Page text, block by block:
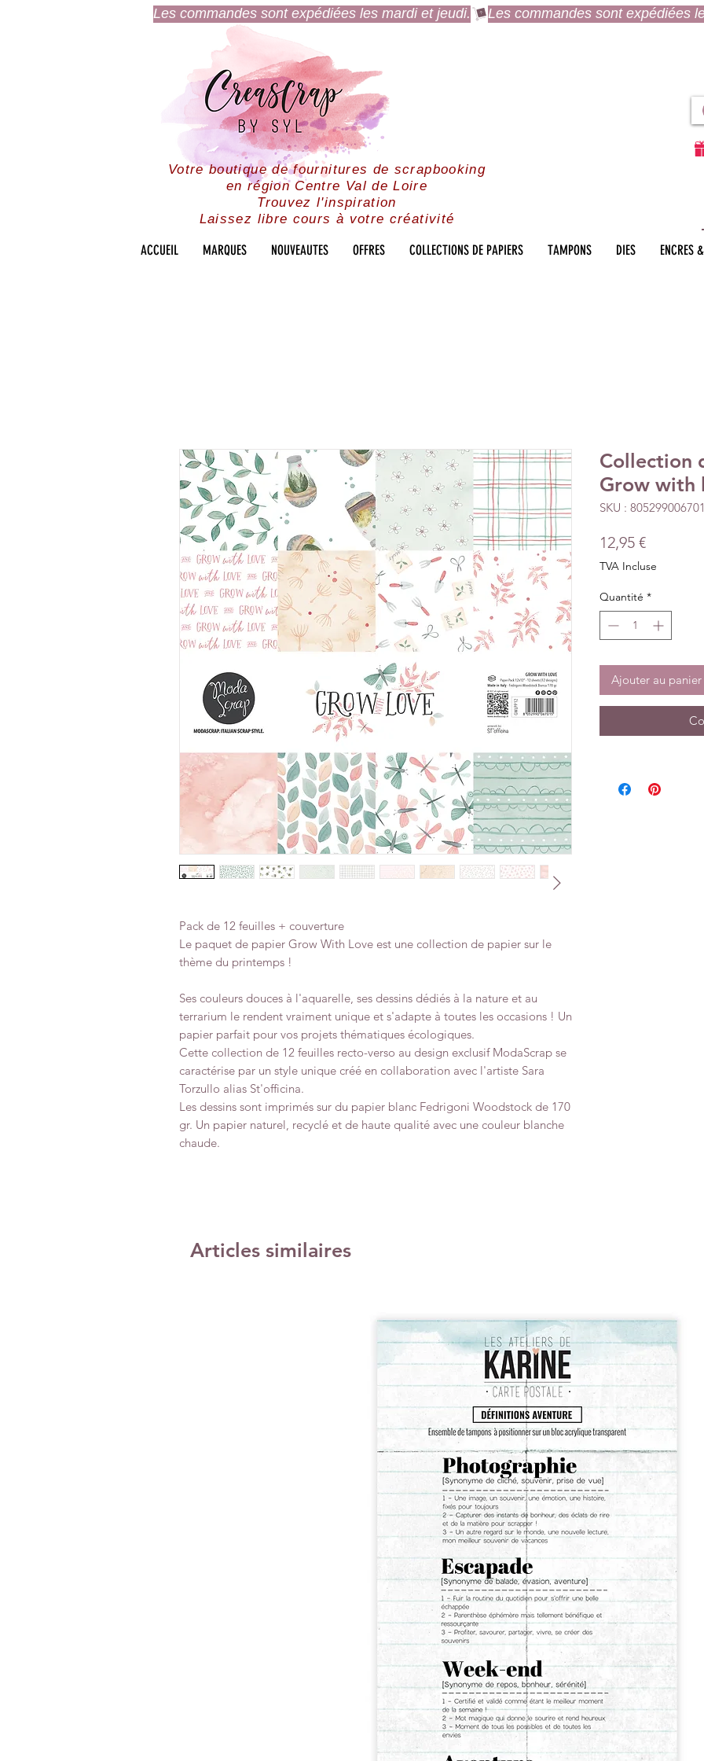
Les commandes sont expédiées les mardi et jeudi.
Votre boutique de fournitures de scrapbooking
en région Centre Val de Loire
Trouvez l'inspiration
Laissez libre cours à votre créativité
ACCUEIL MARQUES NOUVEAUTES OFFRES COLLECTIONS DE PAPIERS TAMPONS DIES ENCRES
Pack de 12 feuilles + couverture
Le paquet de papier Grow With Love est une collection de papier sur le
thème du printemps !
Ses couleurs douces à l'aquarelle, ses dessins dédiés à la nature et au
terrarium le rendent vraiment unique et s'adapte à toutes les occasions ! Un
papier parfait pour vos projets thématiques écologiques.
Cette collection de 12 feuilles recto-verso au design exclusif ModaScrap se
caractérise par un style unique créé en collaboration avec l'artiste Sara
Torzullo alias St'officina.
Les dessins sont imprimés sur du papier blanc Fedrigoni Woodstock de 170
gr. Un papier naturel, recyclé et de haute qualité avec une couleur blanche
chaude.
Collection
Grow with
SKU :
12,95 €Prix
TVA Incluse
Quantité *
Ajouter au panier
Articles similaires